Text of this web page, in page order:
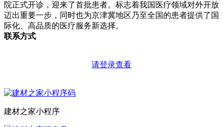
院正式开诊，迎来了首批患者。标志着我国医疗领域对外开放
迈出重要一步，同时也为京津冀地区乃至全国的患者提供了国
际化、高品质的医疗服务新选择。
联系方式
请登录查看
建材之家小程序